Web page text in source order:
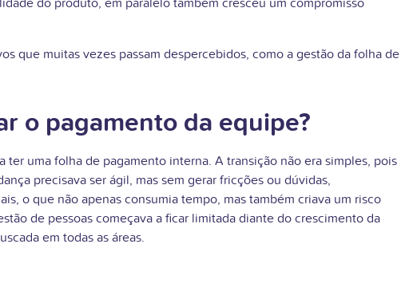
do produto, em paralelo também cresceu um compromisso
que muitas vezes passam despercebidos, como a gestão da folha de
o pagamento da equipe?
uma folha de pagamento interna. A transição não era simples, pois
precisava ser ágil, mas sem gerar fricções ou dúvidas,
o que não apenas consumia tempo, mas também criava um risco
de pessoas começava a ficar limitada diante do crescimento da
em todas as áreas.